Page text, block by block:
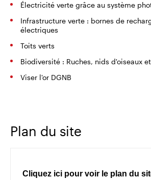
Électricité verte grâce au système
Infrastructure verte : bornes de
électriques
Toits verts
Biodiversité : Ruches, nids d'oiseaux
Viser l'or DGNB
Plan du site
Cliquez ici pour voir le plan du